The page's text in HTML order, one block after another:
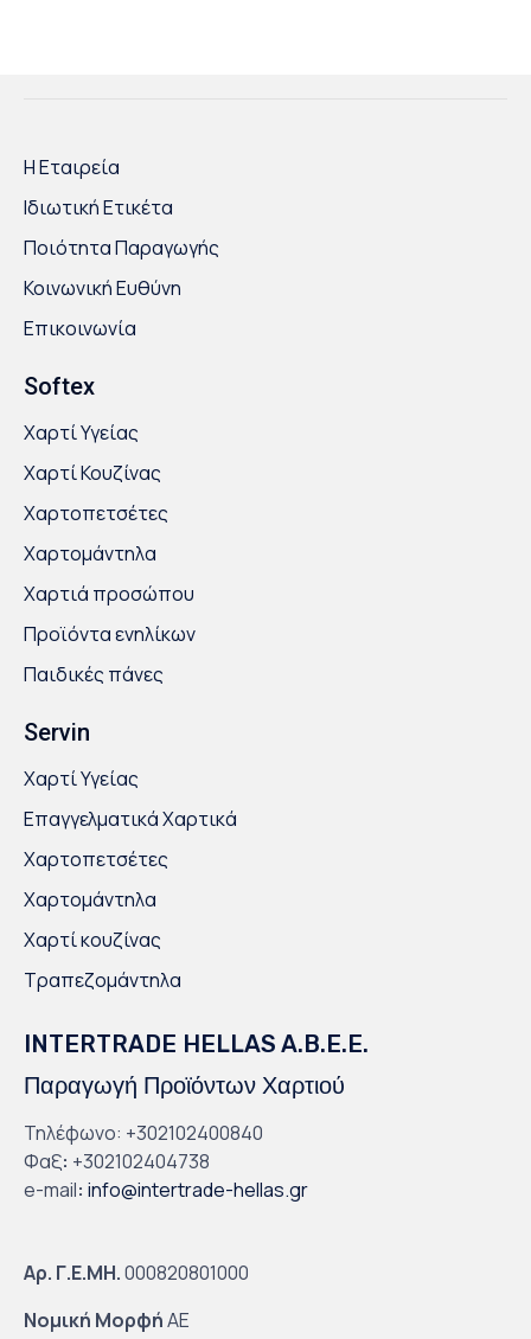
Η Εταιρεία
Ιδιωτική Ετικέτα
Ποιότητα Παραγωγής
Κοινωνική Ευθύνη
Επικοινωνία
Softex
Χαρτί Υγείας
Χαρτί Κουζίνας
Χαρτοπετσέτες
Χαρτομάντηλα
Χαρτιά προσώπου
Προϊόντα ενηλίκων
Παιδικές πάνες
Servin
Χαρτί Υγείας
Επαγγελματικά Χαρτικά
Χαρτοπετσέτες
Χαρτομάντηλα
Χαρτί κουζίνας
Τραπεζομάντηλα
INTERTRADE HELLAS A.B.E.E.
Παραγωγή Προϊόντων Χαρτιού
Τηλέφωνο: +302102400840
Φαξ: +302102404738
e-mail: info@intertrade-hellas.gr
Αρ. Γ.Ε.ΜΗ.000820801000
Νομική ΜορφήΑΕ